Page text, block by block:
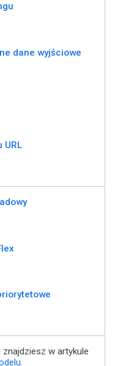
dane wyjściowe
URL
w artykule
.